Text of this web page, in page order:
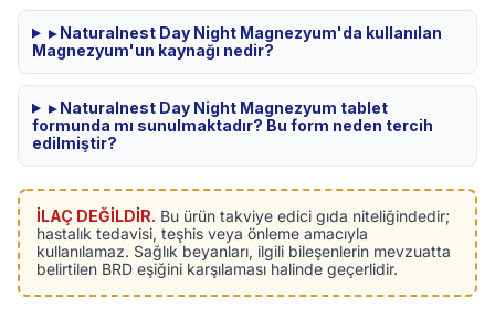
▸ Naturalnest Day Night Magnezyum'da kullanılan
Magnezyum'un kaynağı nedir?
▸ Naturalnest Day Night Magnezyum tablet
formunda mı sunulmaktadır? Bu form neden tercih
edilmiştir?
İLAÇ DEĞİLDİR. Bu ürün takviye edici gıda niteliğindedir;
hastalık tedavisi, teşhis veya önleme amacıyla
kullanılamaz. Sağlık beyanları, ilgili bileşenlerin mevzuatta
belirtilen BRD eşiğini karşılaması halinde geçerlidir.